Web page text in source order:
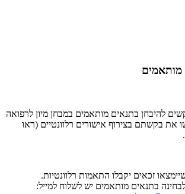
מותאמים
להיבחן בתנאים מותאמים במבחן מיון לרפואה
את בקשתם בצירוף אישורים רלוונטיים (ראו
זכאים יקבלו התאמות רלוונטיות.
בתנאים מותאמים יש לשלוח למייל: